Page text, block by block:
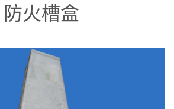
防火槽盒